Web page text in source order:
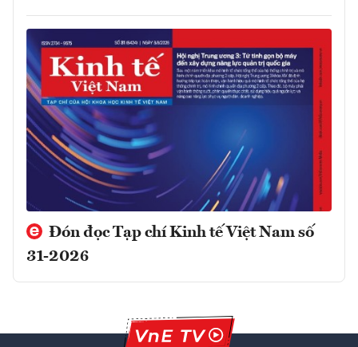
Đón đọc Tạp chí Kinh tế Việt Nam số
31-2026